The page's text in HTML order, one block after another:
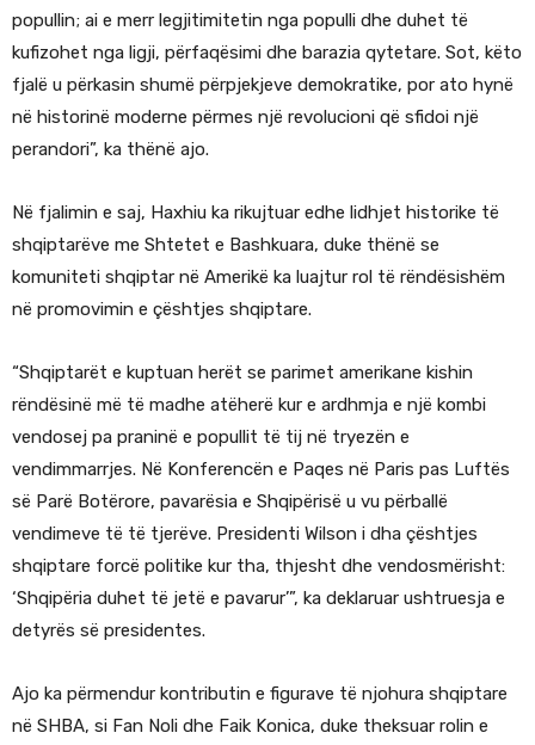
popullin; ai e merr legjitimitetin nga populli dhe duhet të
kufizohet nga ligji, përfaqësimi dhe barazia qytetare. Sot, këto
fjalë u përkasin shumë përpjekjeve demokratike, por ato hynë
në historinë moderne përmes një revolucioni që sfidoi një
perandori”, ka thënë ajo.
Në fjalimin e saj, Haxhiu ka rikujtuar edhe lidhjet historike të
shqiptarëve me Shtetet e Bashkuara, duke thënë se
komuniteti shqiptar në Amerikë ka luajtur rol të rëndësishëm
në promovimin e çështjes shqiptare.
“Shqiptarët e kuptuan herët se parimet amerikane kishin
rëndësinë më të madhe atëherë kur e ardhmja e një kombi
vendosej pa praninë e popullit të tij në tryezën e
vendimmarrjes. Në Konferencën e Paqes në Paris pas Luftës
së Parë Botërore, pavarësia e Shqipërisë u vu përballë
vendimeve të të tjerëve. Presidenti Wilson i dha çështjes
shqiptare forcë politike kur tha, thjesht dhe vendosmërisht:
‘Shqipëria duhet të jetë e pavarur’”, ka deklaruar ushtruesja e
detyrës së presidentes.
Ajo ka përmendur kontributin e figurave të njohura shqiptare
në SHBA, si Fan Noli dhe Faik Konica, duke theksuar rolin e